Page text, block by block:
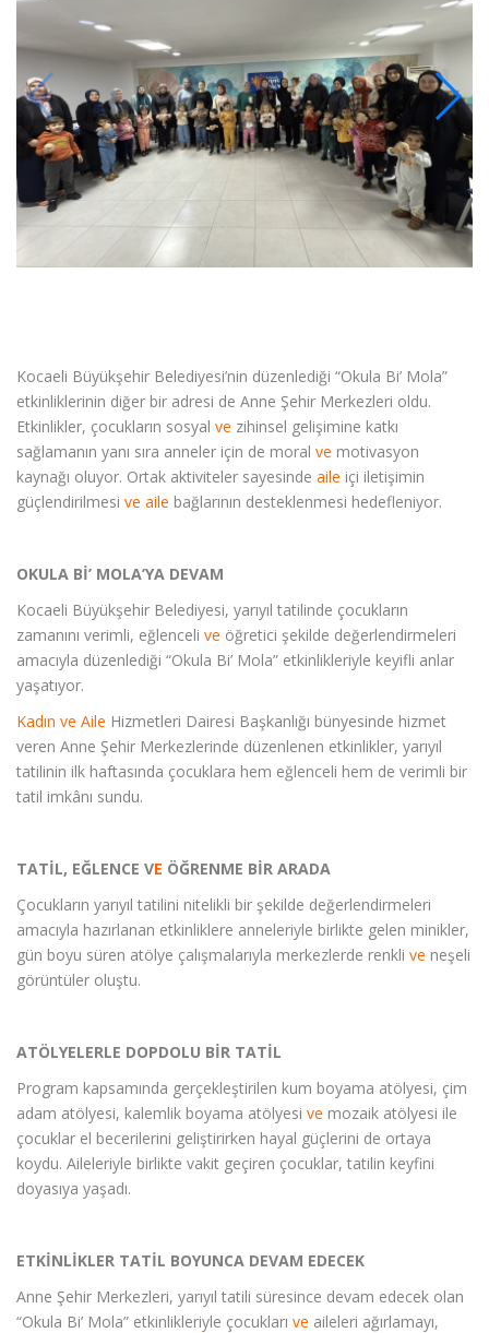
Kocaeli Büyükşehir Belediyesi’nin düzenlediği “Okula Bi’ Mola”
etkinliklerinin diğer bir adresi de Anne Şehir Merkezleri oldu.
Etkinlikler, çocukların sosyal ve zihinsel gelişimine katkı
sağlamanın yanı sıra anneler için de moral ve motivasyon
kaynağı oluyor. Ortak aktiviteler sayesinde aile içi iletişimin
güçlendirilmesi ve aile bağlarının desteklenmesi hedefleniyor.
OKULA Bİ’ MOLA’YA DEVAM
Kocaeli Büyükşehir Belediyesi, yarıyıl tatilinde çocukların
zamanını verimli, eğlenceli ve öğretici şekilde değerlendirmeleri
amacıyla düzenlediği “Okula Bi’ Mola” etkinlikleriyle keyifli anlar
yaşatıyor.
Kadın ve Aile Hizmetleri Dairesi Başkanlığı bünyesinde hizmet
veren Anne Şehir Merkezlerinde düzenlenen etkinlikler, yarıyıl
tatilinin ilk haftasında çocuklara hem eğlenceli hem de verimli bir
tatil imkânı sundu.
TATİL, EĞLENCE VE ÖĞRENME BİR ARADA
Çocukların yarıyıl tatilini nitelikli bir şekilde değerlendirmeleri
amacıyla hazırlanan etkinliklere anneleriyle birlikte gelen minikler,
gün boyu süren atölye çalışmalarıyla merkezlerde renkli ve neşeli
görüntüler oluştu.
ATÖLYELERLE DOPDOLU BİR TATİL
Program kapsamında gerçekleştirilen kum boyama atölyesi, çim
adam atölyesi, kalemlik boyama atölyesi ve mozaik atölyesi ile
çocuklar el becerilerini geliştirirken hayal güçlerini de ortaya
koydu. Aileleriyle birlikte vakit geçiren çocuklar, tatilin keyfini
doyasıya yaşadı.
ETKİNLİKLER TATİL BOYUNCA DEVAM EDECEK
Anne Şehir Merkezleri, yarıyıl tatili süresince devam edecek olan
“Okula Bi’ Mola” etkinlikleriyle çocukları ve aileleri ağırlamayı,